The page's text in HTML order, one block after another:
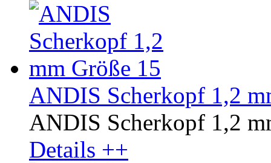
ANDIS Scherkopf 1,2
ANDIS Scherkopf 1,2
Details ++